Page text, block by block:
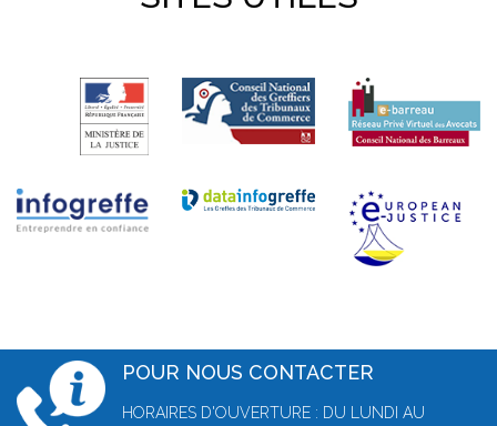
POUR NOUS CONTACTER
HORAIRES D'OUVERTURE : DU LUNDI AU